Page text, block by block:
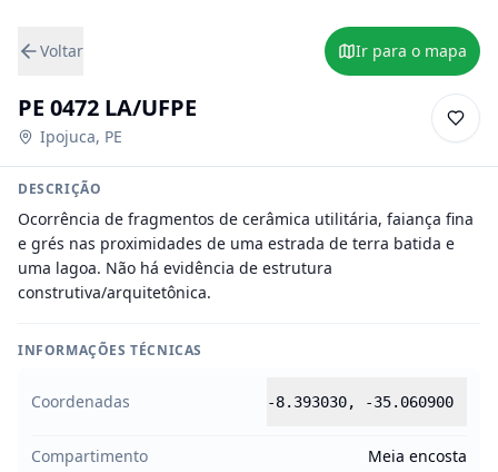
Voltar Ir para o mapa
PE 0472 LA/UFPE
Ipojuca, PE
DESCRIÇÃO
Ocorrência de fragmentos de cerâmica utilitária, faiança fina
e grés nas proximidades de uma estrada de terra batida e
uma lagoa. Não há evidência de estrutura
construtiva/arquitetônica.
INFORMAÇÕES TÉCNICAS
Coordenadas -8.393030, -35.060900
Compartimento
Meia encosta